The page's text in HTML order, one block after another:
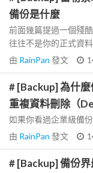
備份是什麼
前面幾篇提過一個殘
往往不是你的正式資料
由 RainPan 發文
# [Backup] 為什
重複資料刪除（
如果你看過企業級備
由 RainPan 發文
# [Backup] 備份